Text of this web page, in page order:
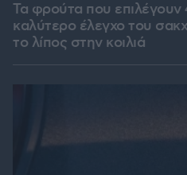
Τα φρούτα που επιλέγουν
καλύτερο έλεγχο του
το λίπος στην κοιλιά